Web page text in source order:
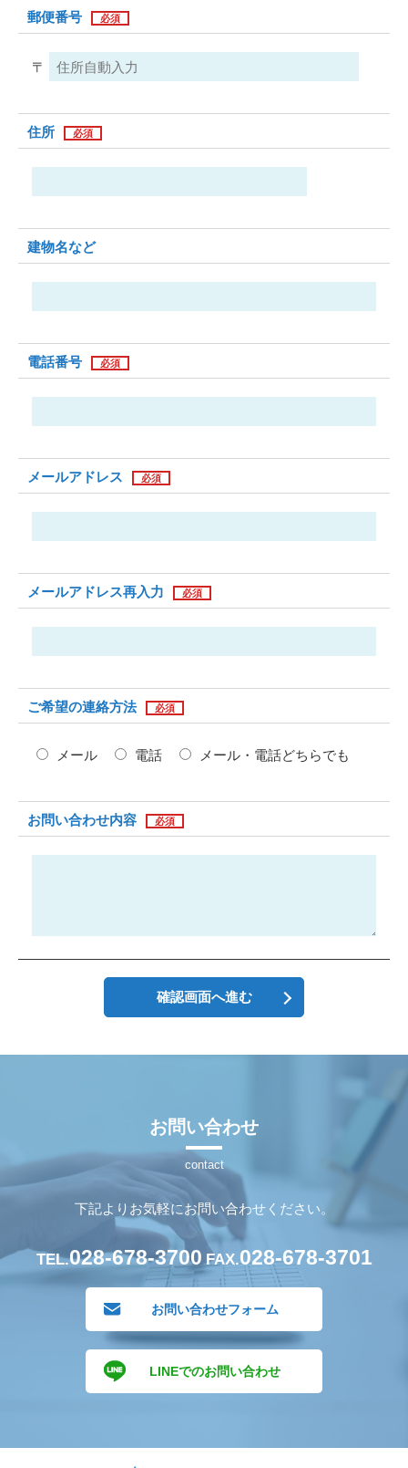
郵便番号
〒
住所
建物名など
電話番号
メールアドレス
メールアドレス再入力
ご希望の連絡方法
メール 電話 メール・電話どちらでも
お問い合わせ内容
確認画面へ進む
お問い合わせ
下記よりお気軽にお問い合わせください。
TEL.028-678-3700 FAX.028-678-3701
お問い合わせフォーム
LINEでのお問い合わせ